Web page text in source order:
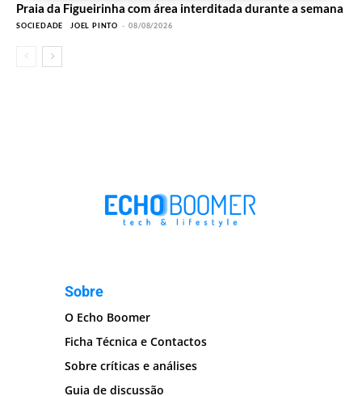
Praia da Figueirinha com área interditada durante a semana
SOCIEDADE JOEL PINTO - 08/08/2026
Sobre
O Echo Boomer
Ficha Técnica e Contactos
Sobre críticas e análises
Guia de discussão